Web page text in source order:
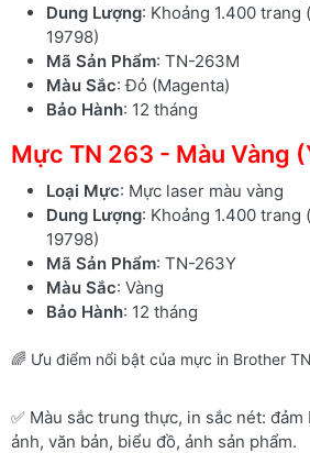
Dung Lượng: Khoảng 1.400 trang
19798)
Mã Sản Phẩm: TN-263M
Màu Sắc: Đỏ (Magenta)
Bảo Hành: 12 tháng
Mực TN 263 - Màu Vàng
Loại Mực: Mực laser màu vàng
Dung Lượng: Khoảng 1.400 trang
19798)
Mã Sản Phẩm: TN-263Y
Màu Sắc: Vàng
Bảo Hành: 12 tháng
🌈 Ưu điểm nổi bật của mực in Brother
✅ Màu sắc trung thực, in sắc nét:
ảnh, văn bản, biểu đồ, ảnh sản phẩm.